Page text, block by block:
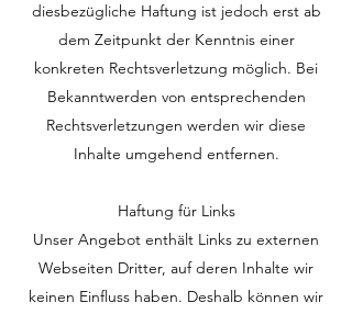
diesbezügliche Haftung ist jedoch erst ab
dem Zeitpunkt der Kenntnis einer
konkreten Rechtsverletzung möglich. Bei
Bekanntwerden von entsprechenden
Rechtsverletzungen werden wir diese
Inhalte umgehend entfernen.
Haftung für Links
Unser Angebot enthält Links zu externen
Webseiten Dritter, auf deren Inhalte wir
keinen Einfluss haben. Deshalb können wir